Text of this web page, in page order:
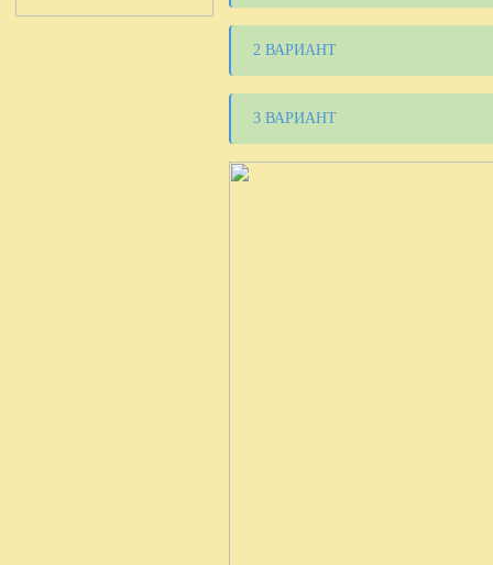
2 ВАРИАНТ
3 ВАРИАНТ